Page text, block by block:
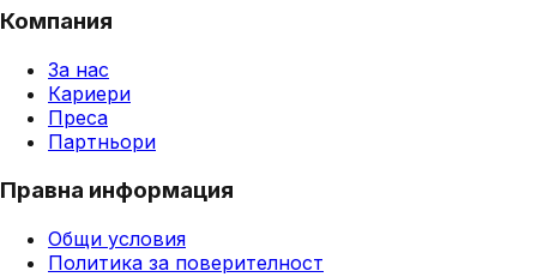
Компания
За нас
Кариери
Преса
Партньори
Правна информация
Общи условия
Политика за поверителност